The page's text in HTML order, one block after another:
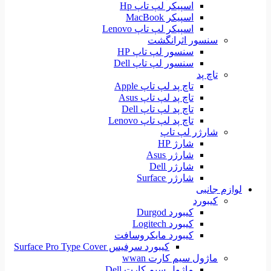
اسپیکر لپ تاپ Hp
اسپیکر MacBook
اسپیکر لپ تاپ Lenovo
سنسور اثرانگشت
سنسور لپ تاپ HP
سنسور لپ تاپ Dell
تاچ پد
تاچ پد لپ تاپ Apple
تاچ پد لپ تاپ Asus
تاچ پد لپ تاپ Dell
تاچ پد لپ تاپ Lenovo
شارژر لپ تاپ
شارژ HP
شارژر Asus
شارژر Dell
شارژر Surface
لوازم جانبی
کیبورد
کیبورد Durgod
کیبورد Logitech
کیبورد مایکروسافت
کیبورد سرفیس Surface Pro Type Cover
ماژول سیم کارت wwan